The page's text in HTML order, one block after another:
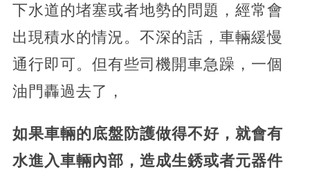
下水道的堵塞或者地勢的問題，經常會
出現積水的情況。不深的話，車輛緩慢
通行即可。但有些司機開車急躁，一個
油門轟過去了，
如果車輛的底盤防護做得不好，就會有
水進入車輛內部，造成生銹或者元器件